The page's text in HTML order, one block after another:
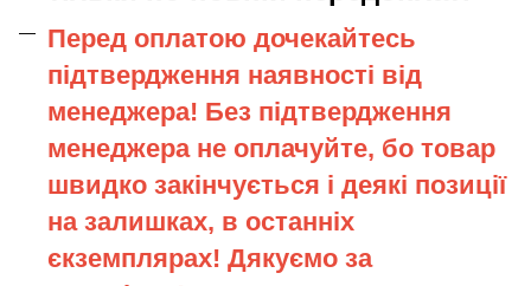
Перед оплатою дочекайтесь
підтвердження наявності від
менеджера! Без підтвердження
менеджера не оплачуйте, бо товар
швидко закінчується і деякі позиції
на залишках, в останніх
єкземплярах! Дякуємо за